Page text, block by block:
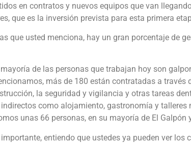
en contratos y nuevos equipos que van
que es la inversión prevista para esta primera
que usted menciona, hay un gran porcentaje de
de las personas que trabajan hoy son
más de 180 están contratadas a través
la seguridad y vigilancia y otras tareas
como alojamiento, gastronomía y talleres
unas 66 personas, en su mayoría de El Galpón
entiendo que ustedes ya pueden ver los